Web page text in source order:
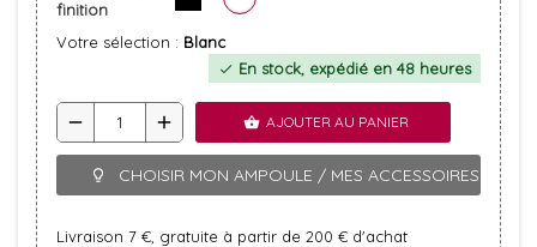
finition
Votre sélection : Blanc
check En stock, expédié en 48 heures
remove add shopping_basket AJOUTER AU PANIER
lightbulb_outline CHOISIR MON AMPOULE / MES ACCESSOIRES
Livraison 7 €, gratuite à partir de 200 € d'achat